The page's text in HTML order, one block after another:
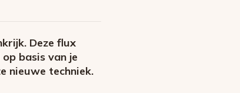
Deze flux
basis van je
nieuwe techniek.